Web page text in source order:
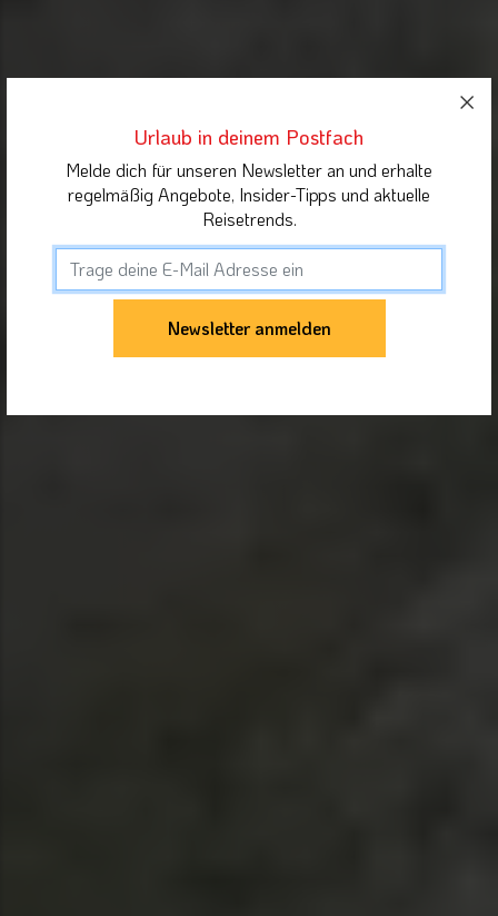
Urlaub in deinem Postfach
Melde dich für unseren Newsletter an und erhalte
regelmäßig Angebote, Insider-Tipps und aktuelle
Reisetrends.